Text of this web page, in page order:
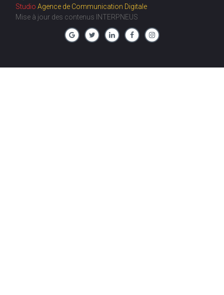
Studio Agence de Communication Digitale
Mise à jour des contenus INTERPNEUS
    